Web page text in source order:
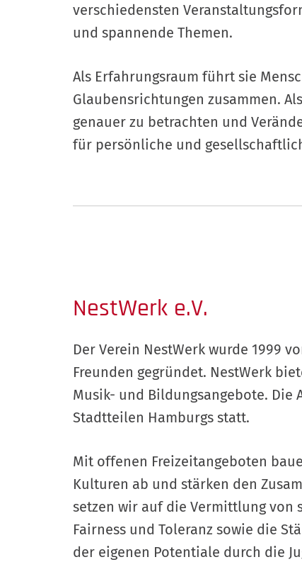
verschiedensten
und spannende Themen.
Als Erfahrungsraum führt sie
Glaubensrichtungen zusammen.
genauer zu betrachten und
für persönliche und
NestWerk e.V.
Der Verein NestWerk wurde 1999
Freunden gegründet. NestWerk
Musik- und Bildungsangebote.
Stadtteilen Hamburgs statt.
Mit offenen Freizeitangeboten
Kulturen ab und stärken den
setzen wir auf die Vermittlung von
Fairness und Toleranz sowie die
der eigenen Potentiale durch die